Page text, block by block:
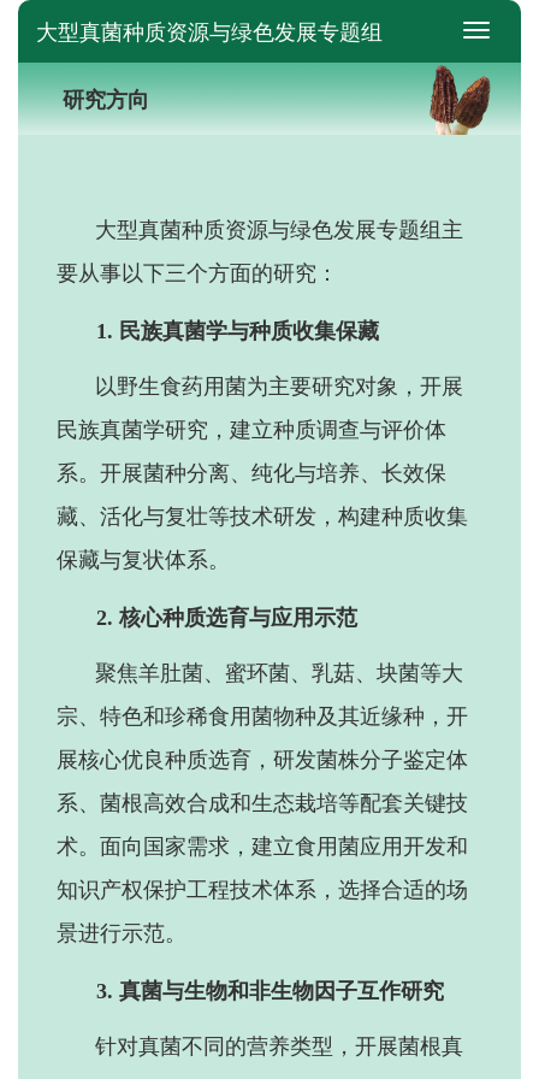
switch
大型真菌种质资源与绿色发展专题组
研究方向
大型真菌种质资源与绿色发展专题组主
要从事以下三个方面的研究：
1. 民族真菌学与种质收集保藏
以野生食药用菌为主要研究对象，开展
民族真菌学研究，建立种质调查与评价体
系。开展菌种分离、纯化与培养、长效保
藏、活化与复壮等技术研发，构建种质收集
保藏与复状体系。
2. 核心种质选育与应用示范
聚焦羊肚菌、蜜环菌、乳菇、块菌等大
宗、特色和珍稀食用菌物种及其近缘种，开
展核心优良种质选育，研发菌株分子鉴定体
系、菌根高效合成和生态栽培等配套关键技
术。面向国家需求，建立食用菌应用开发和
知识产权保护工程技术体系，选择合适的场
景进行示范。
3. 真菌与生物和非生物因子互作研究
针对真菌不同的营养类型，开展菌根真